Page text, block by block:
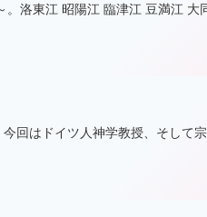
洛東江 昭陽江 臨津江 豆満江 大
回はドイツ人神学教授、そして